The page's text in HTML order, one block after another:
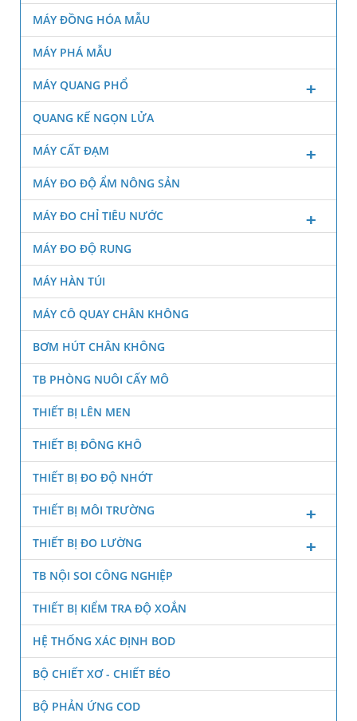
MÁY ĐỒNG HÓA MẪU
MÁY PHÁ MẪU
MÁY QUANG PHỔ
QUANG KẾ NGỌN LỬA
MÁY CẤT ĐẠM
MÁY ĐO ĐỘ ẨM NÔNG SẢN
MÁY ĐO CHỈ TIÊU NƯỚC
MÁY ĐO ĐỘ RUNG
MÁY HÀN TÚI
MÁY CÔ QUAY CHÂN KHÔNG
BƠM HÚT CHÂN KHÔNG
TB PHÒNG NUÔI CẤY MÔ
THIẾT BỊ LÊN MEN
THIẾT BỊ ĐÔNG KHÔ
THIẾT BỊ ĐO ĐỘ NHỚT
THIẾT BỊ MÔI TRƯỜNG
THIẾT BỊ ĐO LƯỜNG
TB NỘI SOI CÔNG NGHIỆP
THIẾT BỊ KIỂM TRA ĐỘ XOẮN
HỆ THỐNG XÁC ĐỊNH BOD
BỘ CHIẾT XƠ - CHIẾT BÉO
BỘ PHẢN ỨNG COD